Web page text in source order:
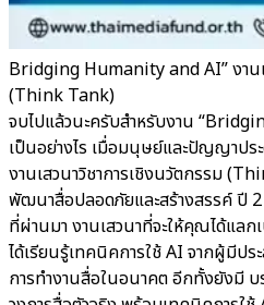
Bridging Humanity and AI” งาน
(Think Tank)
จบไปแล้วนะครับสำหรับงาน
เป็นอย่างไร เมื่อมนุษย์และปัญญาปร
งานเสวนาวิชาการเชิงนวัตกรรม
พัฒนาสื่อปลอดภัยและสร้างสรรค์ ปี
ที่ผ่านมา งานเสวนาที่จะให้คุณได้แล
ได้เรียนรู้เทคนิคการใช้ AI จากผู้มีป
การทำงานสื่อในอนาคต อีกทั้งยังมี